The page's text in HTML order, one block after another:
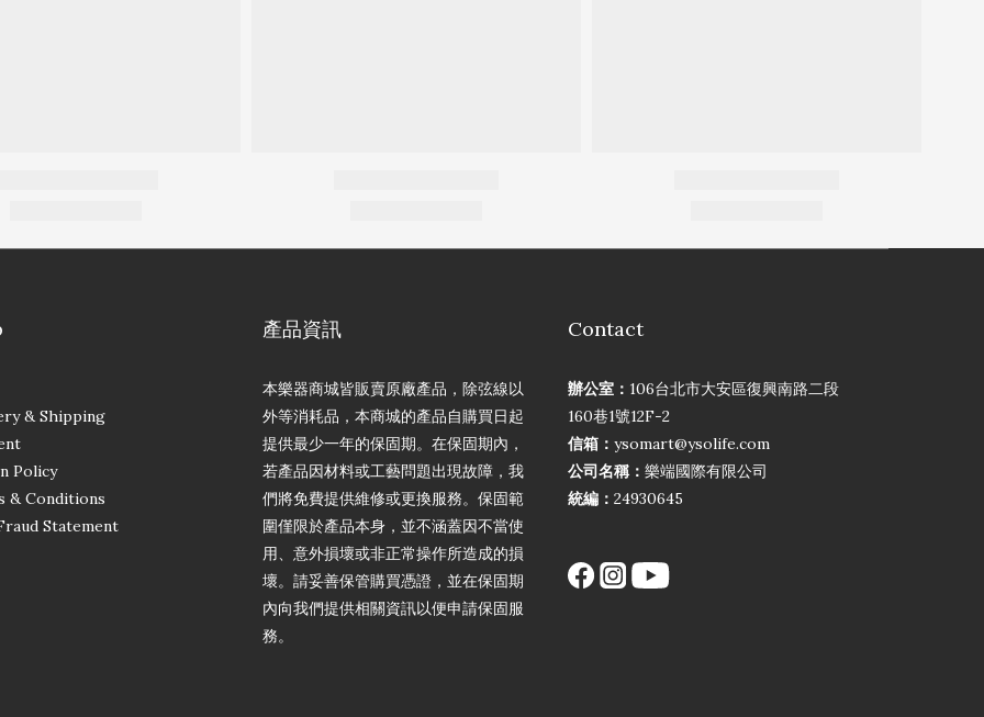
& Shipping
Policy
& Conditions
Statement
產品資訊
本樂器商城皆販賣原廠產品，除弦線以
外等消耗品，本商城的產品自購買日起
提供最少一年的保固期。在保固期內，
若產品因材料或工藝問題出現故障，我
們將免費提供維修或更換服務。保固範
圍僅限於產品本身，並不涵蓋因不當使
用、意外損壞或非正常操作所造成的損
壞。請妥善保管購買憑證，並在保固期
內向我們提供相關資訊以便申請保固服
務。
Contact
辦公室： 106台北市大安區復興南路二段
160巷1號12F-2
信箱： ysomart@ysolife.com
公司名稱： 樂端國際有限公司
統編： 24930645